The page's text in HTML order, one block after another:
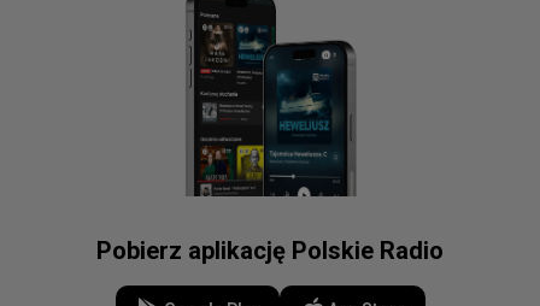
Pobierz aplikację Polskie Radio